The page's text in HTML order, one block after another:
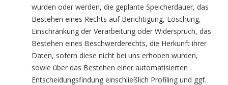
wurden oder werden, die geplante Speicherdauer, das
Bestehen eines Rechts auf Berichtigung, Löschung,
Einschränkung der Verarbeitung oder Widerspruch, das
Bestehen eines Beschwerderechts, die Herkunft ihrer
Daten, sofern diese nicht bei uns erhoben wurden,
sowie über das Bestehen einer automatisierten
Entscheidungsfindung einschließlich Profiling und ggf.